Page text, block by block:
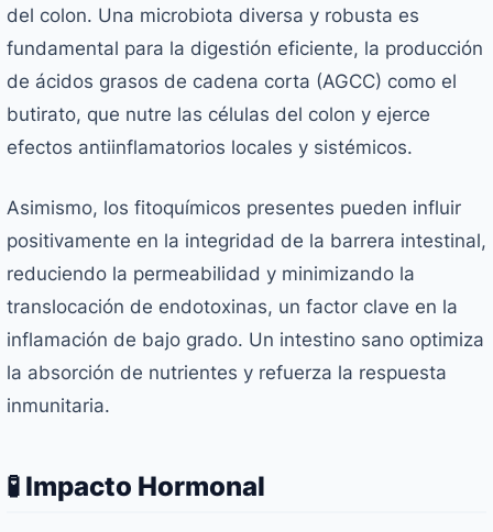
del colon. Una microbiota diversa y robusta es
fundamental para la digestión eficiente, la producción
de ácidos grasos de cadena corta (AGCC) como el
butirato, que nutre las células del colon y ejerce
efectos antiinflamatorios locales y sistémicos.
Asimismo, los fitoquímicos presentes pueden influir
positivamente en la integridad de la barrera intestinal,
reduciendo la permeabilidad y minimizando la
translocación de endotoxinas, un factor clave en la
inflamación de bajo grado. Un intestino sano optimiza
la absorción de nutrientes y refuerza la respuesta
inmunitaria.
🧪 Impacto Hormonal